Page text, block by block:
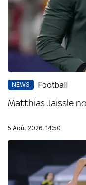
NEWS Football
Matthias Jaissle
5 Août 2026, 14:50